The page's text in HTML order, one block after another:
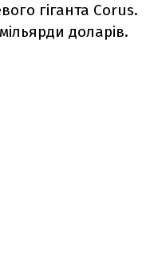
гіганта Corus.
доларів.